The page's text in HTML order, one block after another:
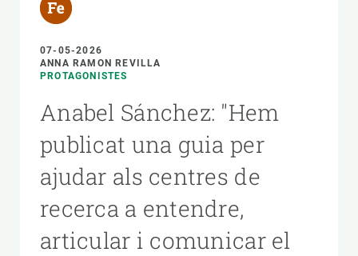
07-05-2026
ANNA RAMON REVILLA
PROTAGONISTES
Anabel Sánchez: "Hem
publicat una guia per
ajudar als centres de
recerca a entendre,
articular i comunicar el